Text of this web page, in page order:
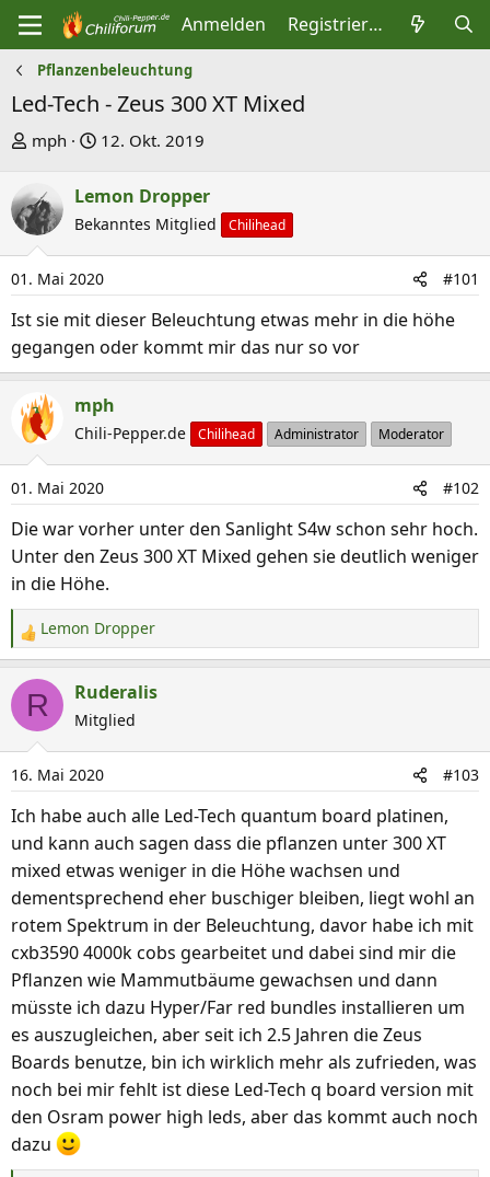
Anmelden Registrieren
Pflanzenbeleuchtung
Led-Tech - Zeus 300 XT Mixed
E
s
t
e
l
e
r
mph
E
s
t
l
l
t
a
m
12. Okt. 2019
Lemon Dropper
Bekanntes Mitglied Chilihead
01. Mai 2020 #101
Ist sie mit dieser Beleuchtung etwas mehr in die höhe
gegangen oder kommt mir das nur so vor
mph
Chili-Pepper.de Chilihead Administrator Moderator
01. Mai 2020 #102
Die war vorher unter den Sanlight S4w schon sehr hoch.
Unter den Zeus 300 XT Mixed gehen sie deutlich weniger
in die Höhe.
R
e
a
t
i
o
n
n
:
Lemon Dropper
R Ruderalis
Mitglied
16. Mai 2020 #103
Ich habe auch alle Led-Tech quantum board platinen,
und kann auch sagen dass die pflanzen unter 300 XT
mixed etwas weniger in die Höhe wachsen und
dementsprechend eher buschiger bleiben, liegt wohl an
rotem Spektrum in der Beleuchtung, davor habe ich mit
cxb3590 4000k cobs gearbeitet und dabei sind mir die
Pflanzen wie Mammutbäume gewachsen und dann
müsste ich dazu Hyper/Far red bundles installieren um
es auszugleichen, aber seit ich 2.5 Jahren die Zeus
Boards benutze, bin ich wirklich mehr als zufrieden, was
noch bei mir fehlt ist diese Led-Tech q board version mit
den Osram power high leds, aber das kommt auch noch
dazu